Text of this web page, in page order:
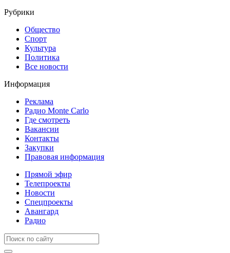
Рубрики
Общество
Спорт
Культура
Политика
Все новости
Информация
Реклама
Радио Monte Carlo
Где смотреть
Вакансии
Контакты
Закупки
Правовая информация
Прямой эфир
Телепроекты
Новости
Спецпроекты
Авангард
Радио